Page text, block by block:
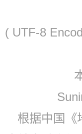
( UTF-8
根据中国《